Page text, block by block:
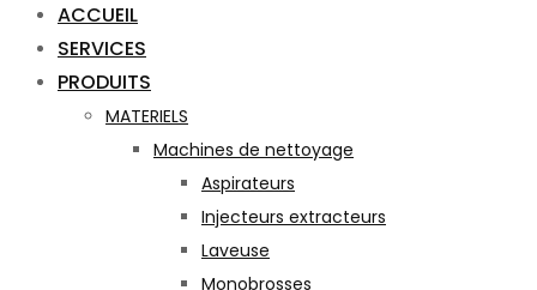
ACCUEIL
SERVICES
PRODUITS
MATERIELS
Machines de nettoyage
Aspirateurs
Injecteurs extracteurs
Laveuse
Monobrosses